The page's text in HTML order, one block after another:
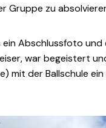
Gruppe zu
ein Abschlussfoto
war begeistert
mit der Ballschule